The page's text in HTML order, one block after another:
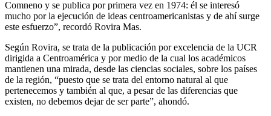
Comneno y se publica por primera vez en 1974: él se interesó
mucho por la ejecución de ideas centroamericanistas y de ahí surge
este esfuerzo”, recordó Rovira Mas.
Según Rovira, se trata de la publicación por excelencia de la UCR
dirigida a Centroamérica y por medio de la cual los académicos
mantienen una mirada, desde las ciencias sociales, sobre los países
de la región, “puesto que se trata del entorno natural al que
pertenecemos y también al que, a pesar de las diferencias que
existen, no debemos dejar de ser parte”, ahondó.